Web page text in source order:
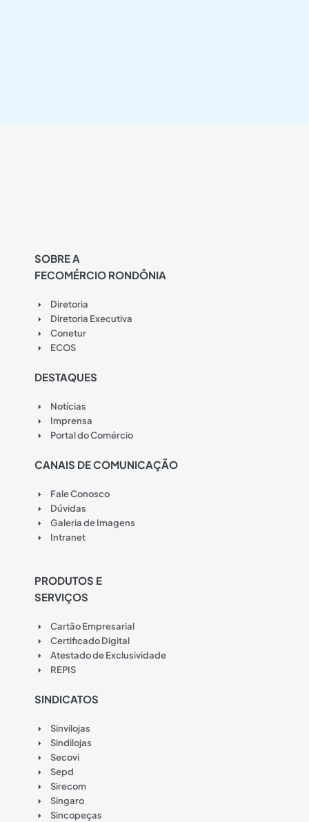
SOBRE A
FECOMÉRCIO RONDÔNIA
Diretoria
Diretoria Executiva
Conetur
ECOS
DESTAQUES
Notícias
Imprensa
Portal do Comércio
CANAIS DE COMUNICAÇÃO
Fale Conosco
Dúvidas
Galeria de Imagens
Intranet
PRODUTOS E
SERVIÇOS
Cartão Empresarial
Certificado Digital
Atestado de Exclusividade
REPIS
SINDICATOS
Sinvilojas
Sindilojas
Secovi
Sepd
Sirecom
Singaro
Sincopeças